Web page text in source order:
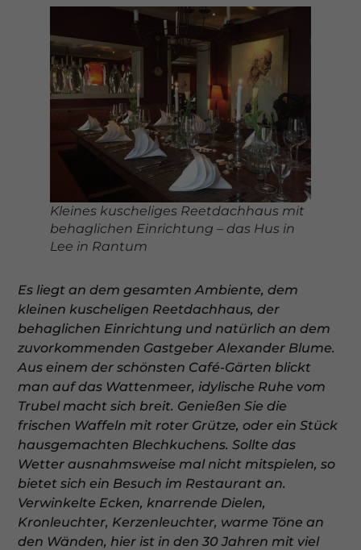
Kleines kuscheliges Reetdachhaus mit
behaglichen Einrichtung – das Hus in
Lee in Rantum
Es liegt an dem gesamten Ambiente, dem
kleinen kuscheligen Reetdachhaus, der
behaglichen Einrichtung und natürlich an dem
zuvorkommenden Gastgeber Alexander Blume.
Aus einem der schönsten Café-Gärten blickt
man auf das Wattenmeer, idylische Ruhe vom
Trubel macht sich breit. Genießen Sie die
frischen Waffeln mit roter Grütze, oder ein Stück
hausgemachten Blechkuchens. Sollte das
Wetter ausnahmsweise mal nicht mitspielen, so
bietet sich ein Besuch im Restaurant an.
Verwinkelte Ecken, knarrende Dielen,
Kronleuchter, Kerzenleuchter, warme Töne an
den Wänden, hier ist in den 30 Jahren mit viel